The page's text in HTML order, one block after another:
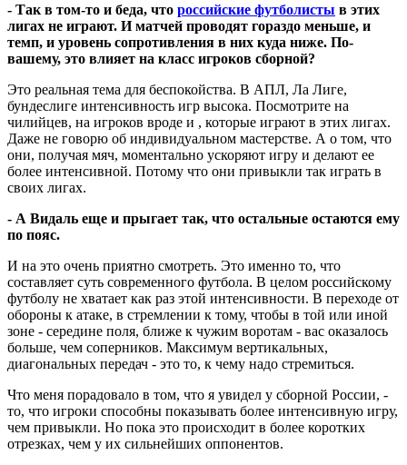
- Так в том-то и беда, что российские футболисты в этих
лигах не играют. И матчей проводят гораздо меньше, и
темп, и уровень сопротивления в них куда ниже. По-
вашему, это влияет на класс игроков сборной?
Это реальная тема для беспокойства. В АПЛ, Ла Лиге,
бундеслиге интенсивность игр высока. Посмотрите на
чилийцев, на игроков вроде и , которые играют в этих лигах.
Даже не говорю об индивидуальном мастерстве. А о том, что
они, получая мяч, моментально ускоряют игру и делают ее
более интенсивной. Потому что они привыкли так играть в
своих лигах.
- А Видаль еще и прыгает так, что остальные остаются ему
по пояс.
И на это очень приятно смотреть. Это именно то, что
составляет суть современного футбола. В целом российскому
футболу не хватает как раз этой интенсивности. В переходе от
обороны к атаке, в стремлении к тому, чтобы в той или иной
зоне - середине поля, ближе к чужим воротам - вас оказалось
больше, чем соперников. Максимум вертикальных,
диагональных передач - это то, к чему надо стремиться.
Что меня порадовало в том, что я увидел у сборной России, -
то, что игроки способны показывать более интенсивную игру,
чем привыкли. Но пока это происходит в более коротких
отрезках, чем у их сильнейших оппонентов.